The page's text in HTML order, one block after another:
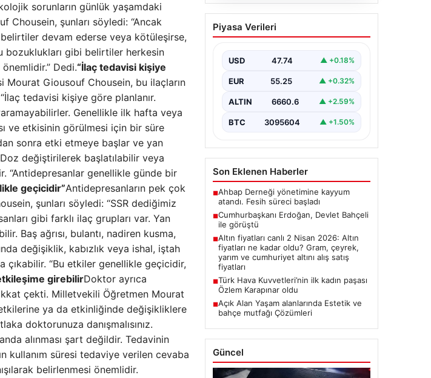
sorunların günlük yaşamdaki
Chousein, şunları söyledi: “Ancak
devam ederse veya kötüleşirse,
bozuklukları gibi belirtiler herkesin
Dedi.“İlaç tedavisi kişiye
Mourat Giousouf Chousein, bu ilaçların
tedavisi kişiye göre planlanır.
Genellikle ilk hafta veya
ve etkisinin görülmesi için bir süre
sonra etki etmeye başlar ve yan
değiştirilerek başlatılabilir veya
“Antidepresanlar genellikle günde bir
geçicidir”Antidepresanların pek çok
şunları söyledi: “SSR dediğimiz
gibi farklı ilaç grupları var. Yan
Baş ağrısı, bulantı, nadiren kusma,
değişiklik, kabızlık veya ishal, iştah
çıkabilir. “Bu etkiler genellikle geçicidir,
girebilirDoktor ayrıca
çekti. Milletvekili Öğretmen Mourat
ya da etkinliğinde değişikliklere
doktorunuza danışmalısınız.
alınması şart değildir. Tedavinin
kullanım süresi tedaviye verilen cevaba
belirlenmesi önemlidir.
Cumhurbaşkanı
Erdoğan, Devlet Bahçeli
Piyasa Verileri
USD 47.74 ▲ +0.18%
EUR 55.25 ▲ +0.32%
ALTIN 6660.6 ▲ +2.59%
BTC 3095604 ▲ +1.50%
Son Eklenen Haberler
■Ahbap Derneği yönetimine kayyum
atandı. Fesih süreci başladı
■Cumhurbaşkanı Erdoğan, Devlet Bahçeli
ile görüştü
■Altın fiyatları canlı 2 Nisan 2026: Altın
fiyatları ne kadar oldu? Gram, çeyrek,
yarım ve cumhuriyet altını alış satış
fiyatları
■Türk Hava Kuvvetleri’nin ilk kadın paşası
Özlem Karapınar oldu
■Açık Alan Yaşam alanlarında Estetik ve
bahçe mutfağı Çözümleri
Güncel